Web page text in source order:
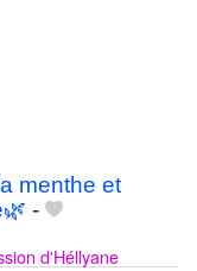
menthe et
-
d'Héllyane